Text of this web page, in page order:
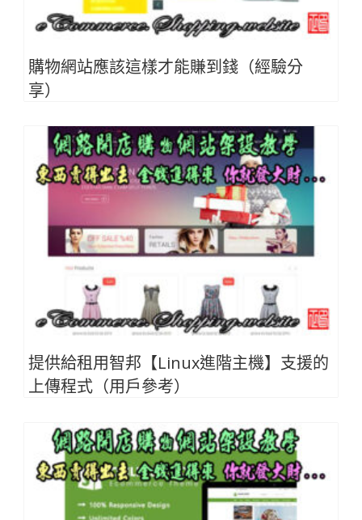
購物網站應該這樣才能賺到錢（經驗分
享）
提供給租用智邦【Linux進階主機】支援的
上傳程式（用戶參考）